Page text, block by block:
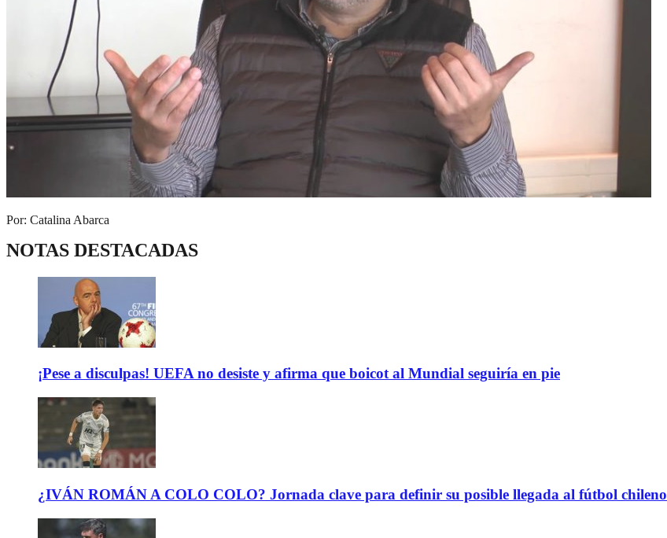
Por: Catalina Abarca
NOTAS DESTACADAS
¡Pese a disculpas! UEFA no desiste y afirma que boicot al Mundial seguiría en pie
¿IVÁN ROMÁN A COLO COLO? Jornada clave para definir su posible llegada al fútbol chileno